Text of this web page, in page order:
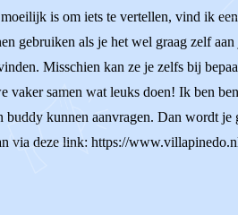
is om iets te vertellen, vind ik
gebruiken als je het wel graag zelf
Misschien kan ze je zelfs bij
vaker samen wat leuks doen! Ik ben
buddy kunnen aanvragen. Dan wordt
via deze link: https://